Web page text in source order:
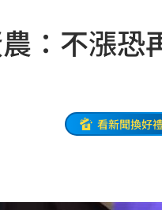
：不漲恐
看新聞換好